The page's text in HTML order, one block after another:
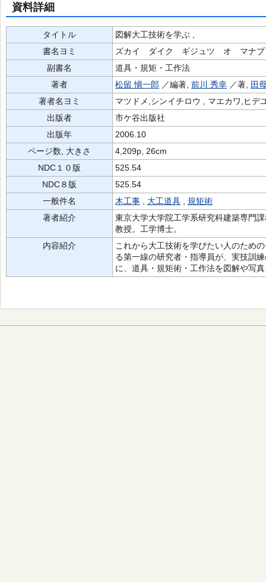
資料詳細
タイトル
図解大工技術を学ぶ ,
書名ヨミ
ズカイ ダイク ギジュツ オ マナブ
副書名
道具・規矩・工作法
著者
松留 愼一郎 ／編著, 前川 秀幸 ／著,
田
著者名ヨミ
マツドメ,シンイチロウ , マエカワ,ヒデ
出版者
市ケ谷出版社
出版年
2006.10
ページ数, 大きさ
4,209p, 26cm
NDC１０版
525.54
NDC８版
525.54
一般件名
木工事 大工道具
規矩術
著者紹介
東京大学大学院工学系研究科建築専門
教授。工学博士。
内容紹介
これから大工技術を学びたい人のため
る第一線の研究者・指導員が、実技訓
に、道具・規矩術・工作法を図解や写